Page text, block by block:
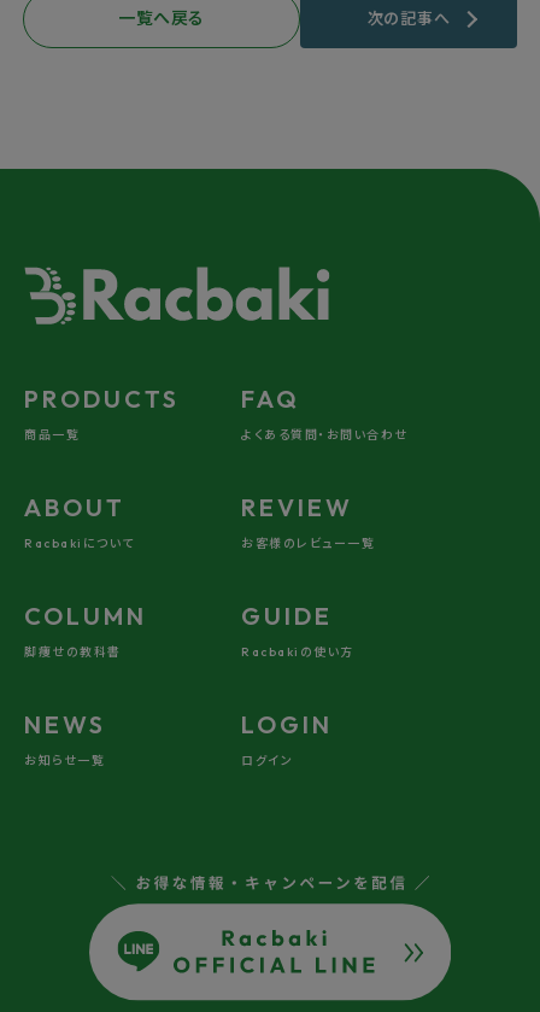
一覧へ戻る 次の記事へ
PRODUCTS
商品一覧
FAQ
よくある質問・お問い合わせ
ABOUT
Racbakiについて
REVIEW
お客様のレビュー一覧
COLUMN
脚痩せの教科書
GUIDE
Racbakiの使い方
NEWS
お知らせ一覧
LOGIN
ログイン